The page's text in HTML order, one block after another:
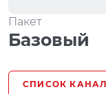
Пакет
Базовый
СПИСОК